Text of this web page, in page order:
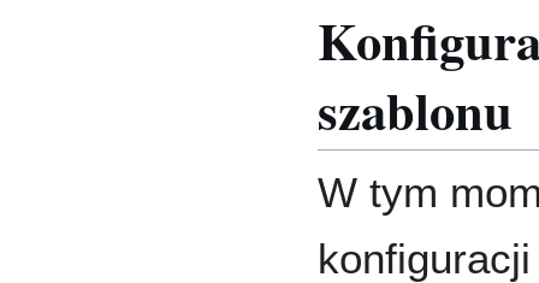
szablonu
W tym